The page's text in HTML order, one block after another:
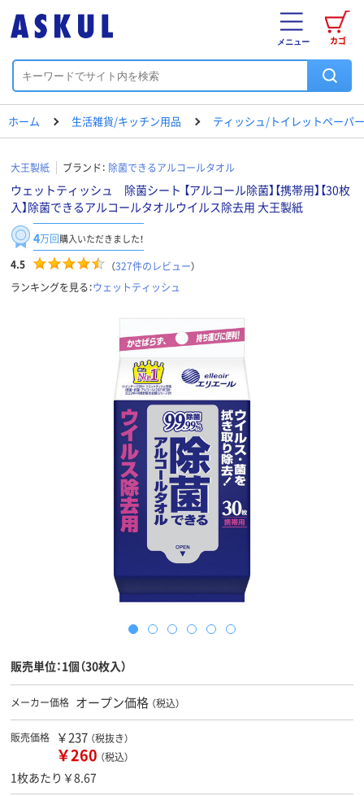
カゴ
メニュー
ホーム 生活雑貨/キッチン用品 ティッシュ/トイレットペーパ
大王製紙 ブランド： 除菌できるアルコールタオル
ウェットティッシュ 除菌シート 【アルコール除菌】【携帯用】【30枚
入】除菌できるアルコールタオルウイルス除去用 大王製紙
4万回購入いただきました！
4.5 （327件のレビュー）
ランキングを見る：ウェットティッシュ
販売単位：1個（30枚入）
メーカー価格 オープン価格 （税込）
販売価格 ￥237 （税抜き）
￥260 （税込）
1枚あたり￥8.67